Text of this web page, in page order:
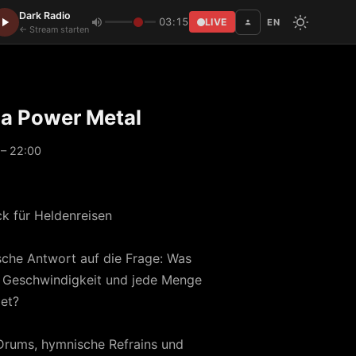
Dark Radio
← Stream starten
03:15 LIVE EN
Power Metal
22:00
für Heldenreisen
Antwort auf die Frage: Was
und jede Menge
hymnische Refrains und